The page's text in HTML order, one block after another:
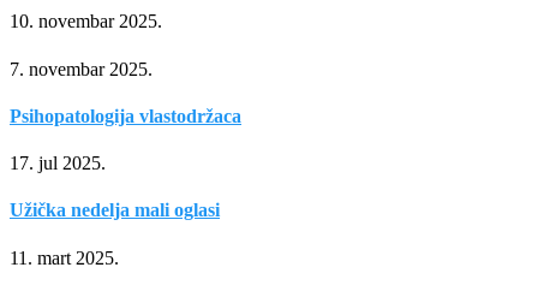
10. novembar 2025.
7. novembar 2025.
Psihopatologija vlastodržaca
17. jul 2025.
Užička nedelja mali oglasi
11. mart 2025.